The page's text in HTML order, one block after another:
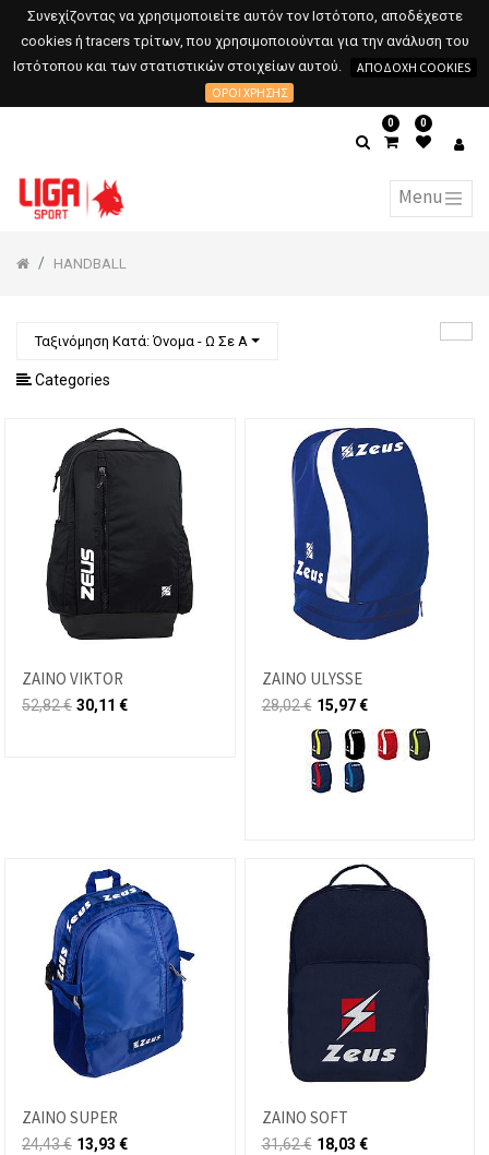
Συνεχίζοντας να χρησιμοποιείτε αυτόν τον Ιστότοπο, αποδέχεστε
cookies ή tracers τρίτων, που χρησιμοποιούνται για την ανάλυση του
Ιστότοπου και των στατιστικών στοιχείων αυτού.
ΑΠΟΔΟΧΉ COOKIES
ΌΡΟΙ ΧΡΉΣΗΣ
0 0
HANDBALL
Ταξινόμηση Κατά: Όνομα - Ω Σε Α
Categories
ZAINO VIKTOR
52,82€ 30,11 €
ZAINO ULYSSE
28,02€ 15,97€
ZAINO SUPER
24,43€ 13,93 €
ZAINO SOFT
31,62€ 18,03 €